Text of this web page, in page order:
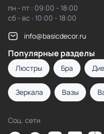
пн - пт : 09:00 - 18:00
сб - вс : 10:00 - 18:00
info@basicdecor.ru
Популярные разделы
Люстры Бра
Зеркала Вазы
Соц. сети